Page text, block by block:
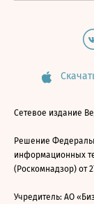
Сетевое издание
Решение
информационных
(Роскомнадзор) от
Учредитель: АО